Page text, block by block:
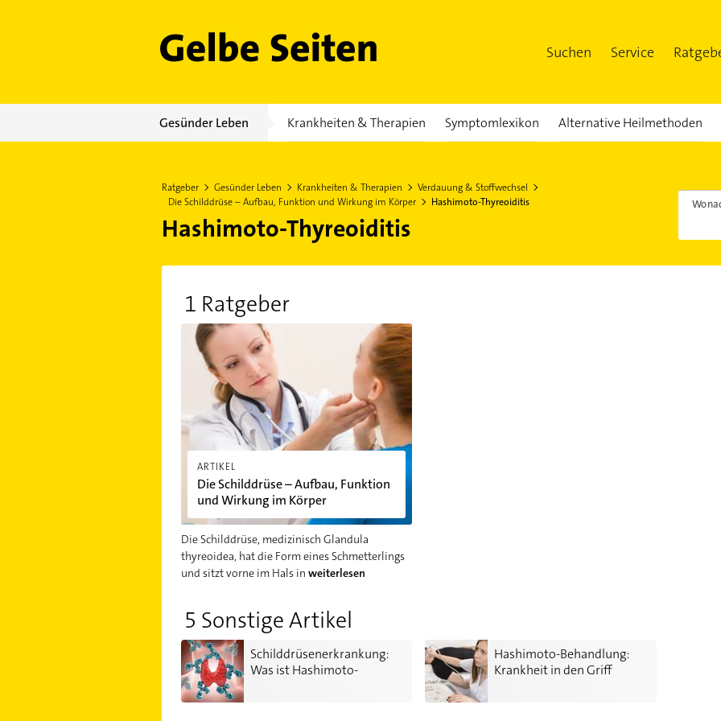
Gelbe Seiten Suchen Service
Gesünder Leben Krankheiten & Therapien Symptomlexikon Alternative Heilmethoden
Ratgeber Gesünder Leben Krankheiten & Therapien
Verdauung & Stoffwechsel
Die Schilddrüse – Aufbau, Funktion und Wirkung im Körper
Hashimoto-Thyreoiditis
Hashimoto-Thyreoiditis
1 Ratgeber
ARTIKEL
Die Schilddrüse – Aufbau, Funktion
und Wirkung im Körper
Die Schilddrüse, medizinisch Glandula
thyreoidea, hat die Form eines Schmetterlings
und sitzt vorne im Hals in weiterlesen
Die Schilddrüse – Aufbau, Funktion und Wirkung im Körper
5 Sonstige Artikel
Schilddrüsenerkrankung:
Was ist Hashimoto-
Schilddrüsenerkrankung: Was ist Hashimoto-Thyreoiditis?Hashimoto-Behandlung:
Krankheit in den Griff
Hashimoto-Behandlung: Krankheit in den Griff